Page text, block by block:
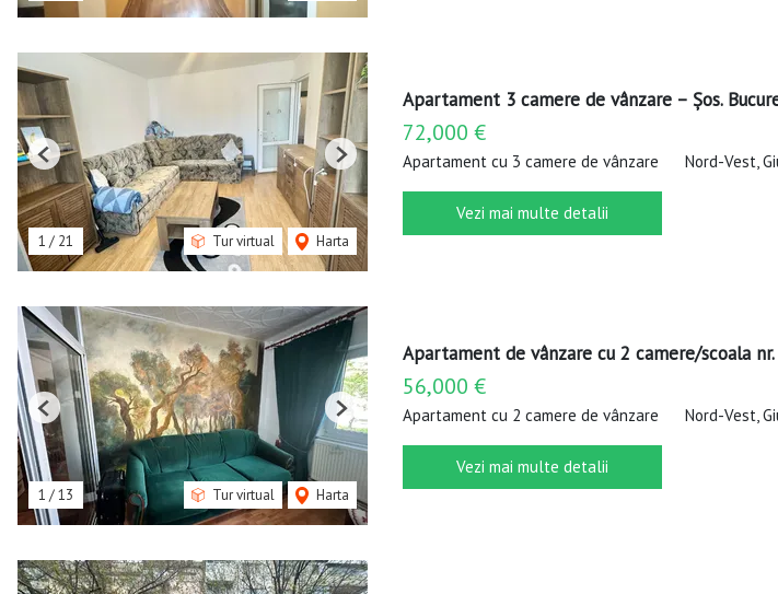
1 / 21 Tur virtual Harta
Previous Next
Apartament 3 camere de vânzare – Șos.
72,000 €
Apartament cu 3 camere de vânzare Nord-Vest,
Vezi mai multe detalii
1 /13 Tur virtual Harta
Previous Next
Apartament de vânzare cu 2 camere/scoala
56,000 €
Apartament cu 2 camere de vânzare Nord-Vest,
Vezi mai multe detalii